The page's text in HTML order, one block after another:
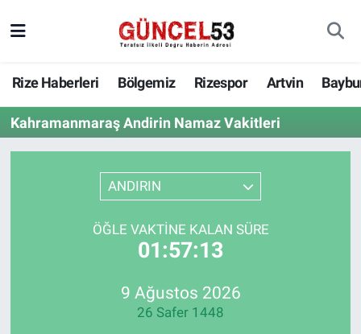
Rize Haberleri Bölgemiz Rizespor Artvin
Kahramanmaraş Andirin Namaz Vakitleri
ANDIRIN
ÖĞLE VAKTINE KALAN SÜRE
01:57:13
9 Ağustos 2026
26 Safer 1448